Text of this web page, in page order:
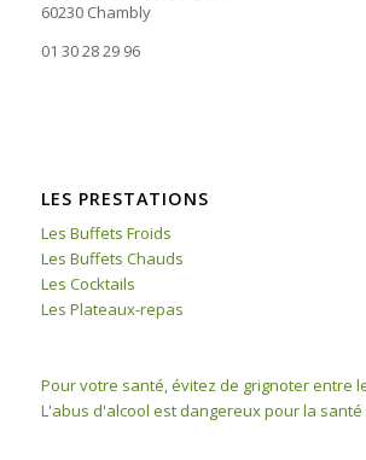
60230 Chambly
01 30 28 29 96
LES PRESTATIONS
Les Buffets Froids
Les Buffets Chauds
Les Cocktails
Les Plateaux-repas
Pour votre santé, évitez de grignoter entre
L'abus d'alcool est dangereux pour la santé